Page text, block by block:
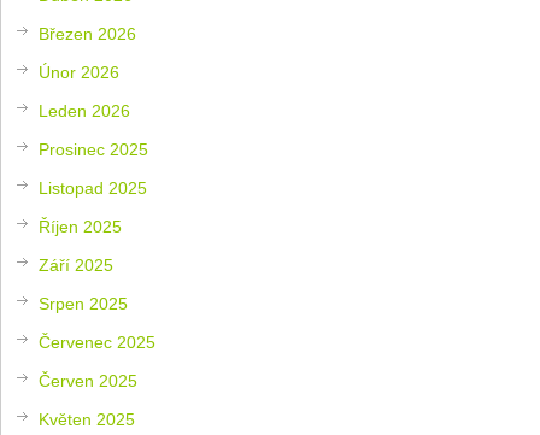
Březen 2026
Únor 2026
Leden 2026
Prosinec 2025
Listopad 2025
Říjen 2025
Září 2025
Srpen 2025
Červenec 2025
Červen 2025
Květen 2025